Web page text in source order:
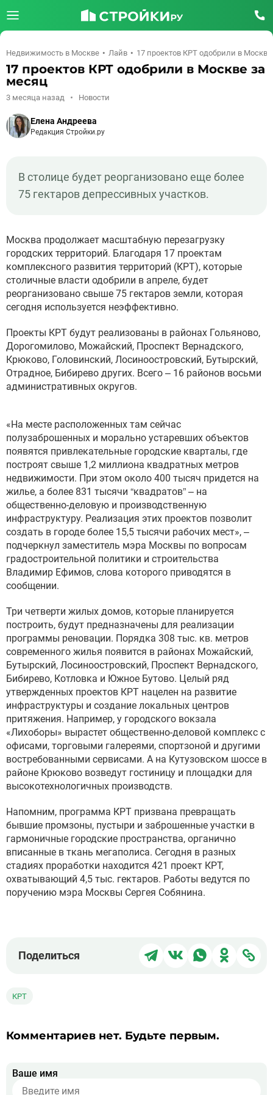
Недвижимость в Москве Лайв 17 проектов КРТ одобрили в
17 проектов КРТ одобрили в Москве за
месяц
3 месяца назад Новости
Елена Андреева
Редакция Стройки.ру
В столице будет реорганизовано еще более
75 гектаров депрессивных участков.
Москва продолжает масштабную перезагрузку
городских территорий. Благодаря 17 проектам
комплексного развития территорий (КРТ), которые
столичные власти одобрили в апреле, будет
реорганизовано свыше 75 гектаров земли, которая
сегодня используется неэффективно.
Проекты КРТ будут реализованы в районах Гольяново,
Дорогомилово, Можайский, Проспект Вернадского,
Крюково, Головинский, Лосиноостровский, Бутырский,
Отрадное, Бибирево других. Всего – 16 районов восьми
административных округов.
«На месте расположенных там сейчас
полузаброшенных и морально устаревших объектов
появятся привлекательные городские кварталы, где
построят свыше 1,2 миллиона квадратных метров
недвижимости. При этом около 400 тысяч придется на
жилье, а более 831 тысячи “квадратов” – на
общественно-деловую и производственную
инфраструктуру. Реализация этих проектов позволит
создать в городе более 15,5 тысячи рабочих мест», –
подчеркнул заместитель мэра Москвы по вопросам
градостроительной политики и строительства
Владимир Ефимов, слова которого приводятся в
сообщении.
Три четверти жилых домов, которые планируется
построить, будут предназначены для реализации
программы реновации. Порядка 308 тыс. кв. метров
современного жилья появится в районах Можайский,
Бутырский, Лосиноостровский, Проспект Вернадского,
Бибирево, Котловка и Южное Бутово. Целый ряд
утвержденных проектов КРТ нацелен на развитие
инфраструктуры и создание локальных центров
притяжения. Например, у городского вокзала
«Лихоборы» вырастет общественно-деловой комплекс с
офисами, торговыми галереями, спортзоной и другими
востребованными сервисами. А на Кутузовском шоссе в
районе Крюково возведут гостиницу и площадки для
высокотехнологичных производств.
Напомним, программа КРТ призвана превращать
бывшие промзоны, пустыри и заброшенные участки в
гармоничные городские пространства, органично
вписанные в ткань мегаполиса. Сегодня в разных
стадиях проработки находится 421 проект КРТ,
охватывающий 4,5 тыс. гектаров. Работы ведутся по
поручению мэра Москвы Сергея Собянина.
Поделиться
Поделиться
Поделиться
в
Поделиться
КРТ
Комментариев нет. Будьте первым.
Ваше имя